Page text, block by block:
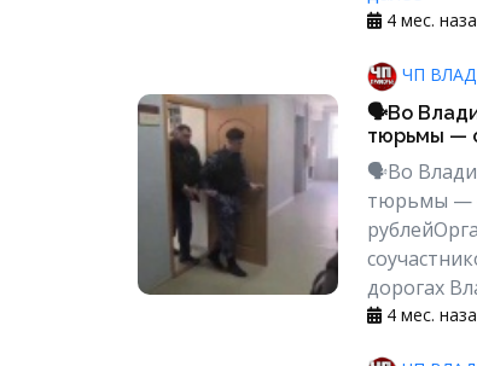
4 мес.
ЧП
🗣Во
тюрьмы —
🗣Во
тюрьмы —
дорогах
4 мес.